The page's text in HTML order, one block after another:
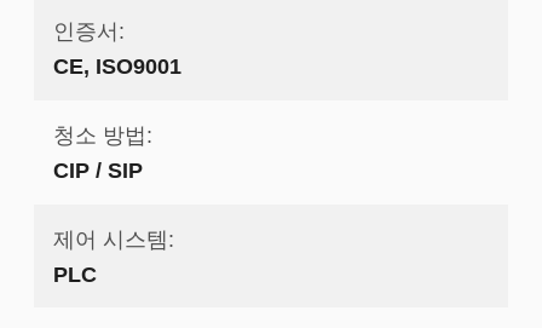
인증서:
CE, ISO9001
청소 방법:
CIP / SIP
제어 시스템:
PLC